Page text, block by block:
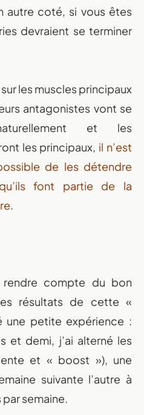
autre coté, si vous êtes
devraient se terminer
les muscles principaux
antagonistes vont se
et les
les principaux, il n’est
de les détendre
font partie de la
compte du bon
résultats de cette «
une petite expérience :
et demi, j’ai alterné les
et « boost »), une
suivante l’autre à
semaine.